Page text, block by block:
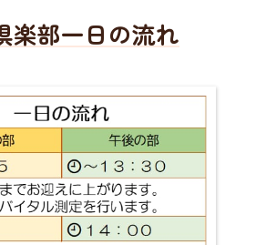
楽部一日の流れ